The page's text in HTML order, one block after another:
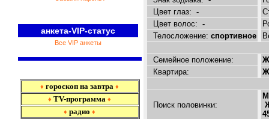
анкета-VIP-статус
Все VIP анкеты
♦ гороскоп на завтра ♦
♦ TV-программа ♦
♦ радио ♦
Цвет глаз: -
Цвет волос: -
Телосложение: спортивное
Семейное положение:
Квартира:
Поиск половинки: